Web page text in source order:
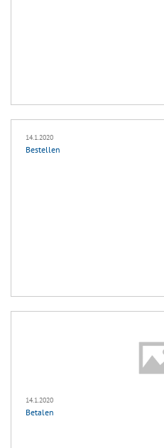
14.1.2020
Bestellen
14.1.2020
Betalen